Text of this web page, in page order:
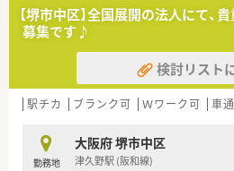
【堺市中区】全国展開の法人にて、
募集です♪
検討リスト
駅チカ ブランク可 Ｗワーク可 車
勤務地
大阪府 堺市中区
津久野駅 (阪和線)